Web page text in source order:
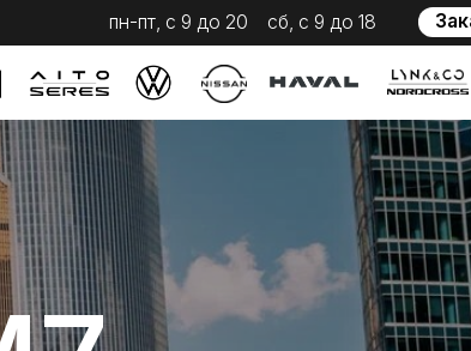
пн-пт, с 9 до 20 Заказать звонок
сб, с 9 до 18